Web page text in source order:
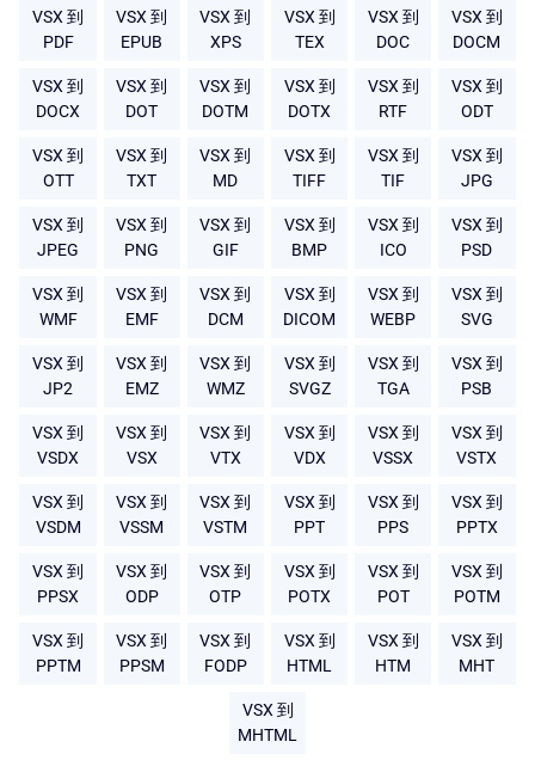
VSX 到
PDF
VSX 到
EPUB
VSX 到
XPS
VSX 到
TEX
VSX 到
DOC
VSX 到
DOCM
VSX 到
DOCX
VSX 到
DOT
VSX 到
DOTM
VSX 到
DOTX
VSX 到
RTF
VSX 到
ODT
VSX 到
OTT
VSX 到
TXT
VSX 到
MD
VSX 到
TIFF
VSX 到
TIF
VSX 到
JPG
VSX 到
JPEG
VSX 到
PNG
VSX 到
GIF
VSX 到
BMP
VSX 到
ICO
VSX 到
PSD
VSX 到
WMF
VSX 到
EMF
VSX 到
DCM
VSX 到
DICOM
VSX 到
WEBP
VSX 到
SVG
VSX 到
JP2
VSX 到
EMZ
VSX 到
WMZ
VSX 到
SVGZ
VSX 到
TGA
VSX 到
PSB
VSX 到
VSDX
VSX 到
VSX
VSX 到
VTX
VSX 到
VDX
VSX 到
VSSX
VSX 到
VSTX
VSX 到
VSDM
VSX 到
VSSM
VSX 到
VSTM
VSX 到
PPT
VSX 到
PPS
VSX 到
PPTX
VSX 到
PPSX
VSX 到
ODP
VSX 到
OTP
VSX 到
POTX
VSX 到
POT
VSX 到
POTM
VSX 到
PPTM
VSX 到
PPSM
VSX 到
FODP
VSX 到
HTML
VSX 到
HTM
VSX 到
MHT
VSX 到
MHTML